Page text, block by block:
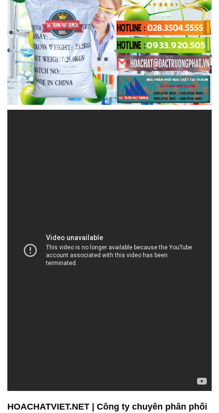
Công ty Hóa chất Đắc Trường Phát tự hào là đơn vị
hàng đầu trong lĩnh vực bán và phân phối hóa chất,
mang đến cho quý khách hàng những giải pháp